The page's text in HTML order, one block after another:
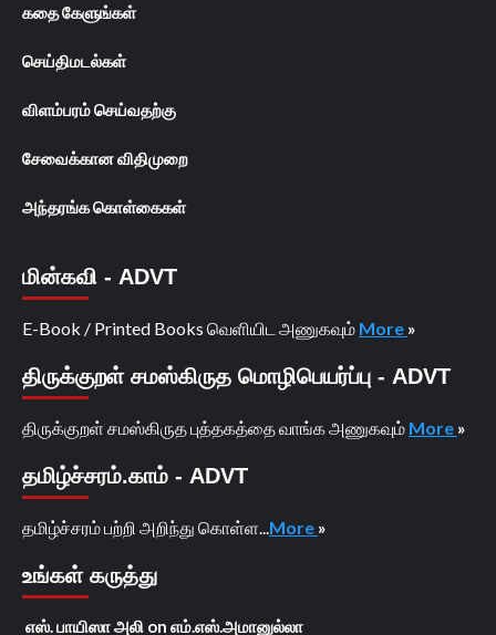
கதை கேளுங்கள்
செய்திமடல்கள்
விளம்பரம் செய்வதற்கு
சேவைக்கான விதிமுறை
அந்தரங்க கொள்கைகள்
மின்கவி - ADVT
E-Book / Printed Books வெளியிட அணுகவும் More »
திருக்குறள் சமஸ்கிருத மொழிபெயர்ப்பு - ADVT
திருக்குறள் சமஸ்கிருத புத்தகத்தை வாங்க அணுகவும் More »
தமிழ்ச்சரம்.காம் - ADVT
தமிழ்ச்சரம் பற்றி அறிந்து கொள்ள... More »
உங்கள் கருத்து
எஸ். பாயிஸா அலி on எம்.எஸ்.அமானுல்லா